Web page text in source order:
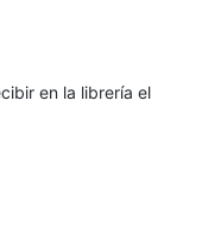
en la librería el